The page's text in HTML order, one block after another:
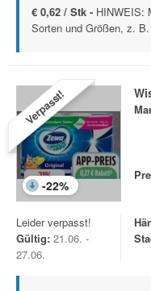
€ 0,62 / Stk - HINWEIS:
Sorten und Größen, z.
Verpasst!
-22%
Leider verpasst!
Gültig: 21.06. -
27.06.